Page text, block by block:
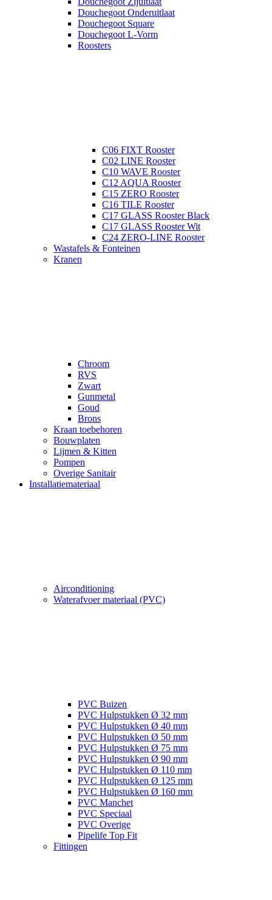
Douchegoot Onderuitlaat
Douchegoot Square
Douchegoot L-Vorm
Roosters
C06 FIXT Rooster
C02 LINE Rooster
C10 WAVE Rooster
C12 AQUA Rooster
C15 ZERO Rooster
C16 TILE Rooster
C17 GLASS Rooster Black
C17 GLASS Rooster Wit
C24 ZERO-LINE Rooster
Wastafels & Fonteinen
Kranen
Chroom
RVS
Zwart
Gunmetal
Goud
Brons
Kraan toebehoren
Bouwplaten
Lijmen & Kitten
Pompen
Overige Sanitair
Installatiemateriaal
Airconditioning
Waterafvoer materiaal (PVC)
PVC Buizen
PVC Hulpstukken Ø 32 mm
PVC Hulpstukken Ø 40 mm
PVC Hulpstukken Ø 50 mm
PVC Hulpstukken Ø 75 mm
PVC Hulpstukken Ø 90 mm
PVC Hulpstukken Ø 110 mm
PVC Hulpstukken Ø 125 mm
PVC Hulpstukken Ø 160 mm
PVC Manchet
PVC Speciaal
PVC Overige
Pipelife Top Fit
Fittingen